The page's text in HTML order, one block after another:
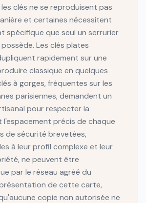
clés ne se reproduisent pas
et certaines nécessitent
spécifique que seul un serrurier
Les clés plates
rapidement sur une
classique en quelques
à gorges, fréquentes sur les
parisiennes, demandent un
pour respecter la
précis de chaque
de sécurité brevetées,
à leur profil complexe et leur
ne peuvent être
par le réseau agréé du
de cette carte,
copie non autorisée ne